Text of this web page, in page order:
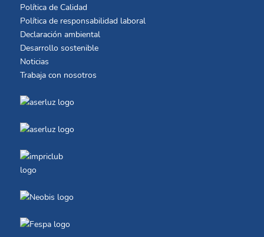
Política de Calidad
Política de responsabilidad laboral
Declaración ambiental
Desarrollo sostenible
Noticias
Trabaja con nosotros